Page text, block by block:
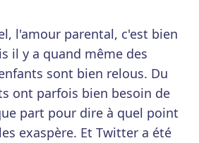
l'amour parental, c'est bien
il y a quand même des
sont bien relous. Du
ont parfois bien besoin de
part pour dire à quel point
exaspère. Et Twitter a été